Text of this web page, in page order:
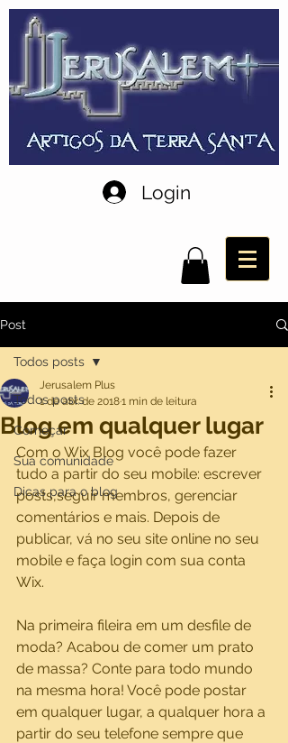
Login
Post
Todos posts
Começar
Sua comunidade
Dicas para o blog
Todos posts
Blog em qualquer lugar
Jerusalem Plus
1 de abr. de 20181 min de leitura
Com o Wix Blog você pode fazer
tudo a partir do seu mobile: escrever
posts,seguir membros, gerenciar
comentários e mais. Depois de
publicar, vá no seu site online no seu
mobile e faça login com sua conta
Wix.
Na primeira fileira em um desfile de
moda? Acabou de comer um prato
de massa? Conte para todo mundo
na mesma hora! Você pode postar
em qualquer lugar, a qualquer hora a
partir do seu telefone sempre que